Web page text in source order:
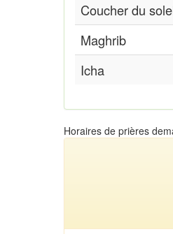
Coucher du
Maghrib
Icha
Horaires de prières